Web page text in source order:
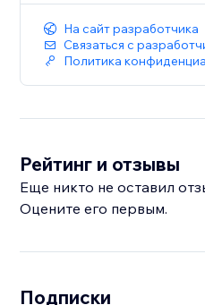
На сайт разработчика
Связаться с
Политика
Рейтинг и отзывы
Еще никто не оставил
Оцените его первым.
Подписки